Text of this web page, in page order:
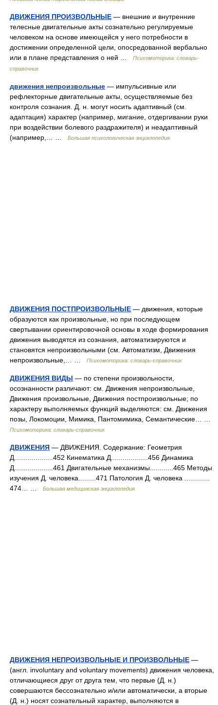
ДВИЖЕНИЯ ПРОИЗВОЛЬНЫЕ — внешние и внутренние
телесные двигательные акты сознательно регулируемые
человеком на основе имеющейся у него потребности в
достижении определенной цели, опосредованной вербально
или в плане представления о ней …
Психомоторика: cловарь-
справочник
движения непроизвольные — импульсивные или
рефлекторные двигательные акты, осуществляемые без
контроля сознания. Д. н. могут носить адаптивный (см.
адаптация) характер (например, мигание, отдергивании руки
при воздействии болевого раздражителя) и неадаптивный
(например,… …
Большая психологическая энциклопедия
ДВИЖЕНИЯ ПОСТПРОИЗВОЛЬНЫЕ — движения, которые
образуются как произвольные, но при последующем
свертывании ориентировочной основы в ходе формирования
движения выводятся из сознания, автоматизируются и
становятся непроизвольными (см. Автоматизм, Движения
непроизвольные,… …
Психомоторика: cловарь-справочник
ДВИЖЕНИЯ ВИДЫ — по степени произвольности,
осознанности различают: см. Движения непроизвольные,
Движения произвольные, Движения постпроизвольные; по
характеру выполняемых функций выделяются: см. Движения
позы, Локомоции, Мимика, Пантомимика, Семантические… …
Психомоторика: cловарь-справочник
ДВИЖЕНИЯ — ДВИЖЕНИЯ. Содержание: Геометрия
Д....................452 Кинематика Д...................456 Динамика
Д....................461 Двигательные механизмы............465 Методы
изучения Д. человека.........471 Патология Д. человека .............
474… …
Большая медицинская энциклопедия
ДВИЖЕНИЯ НЕПРОИЗВОЛЬНЫЕ И ПРОИЗВОЛЬНЫЕ —
(англ. involuntary and voluntary movements) движения человека,
отличающиеся друг от друга тем, что первые (Д. н.)
совершаются бессознательно и/или автоматически, а вторые
(Д. н.) носят сознательный характер, выполняются в